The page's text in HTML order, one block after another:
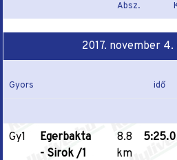
Absz.
2017. november
Gyors idő
Gy1
Egerbakta
- Sirok /1
8.8
km
5:25.0